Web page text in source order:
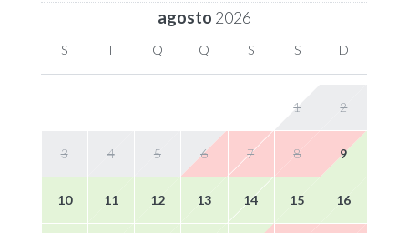
agosto 2026
S T Q Q S S D
1 2
3 4 5 6 7 8 9
10 11 12 13 14 15 16